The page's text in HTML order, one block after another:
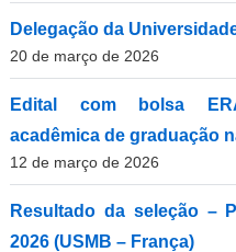
Delegação da
20 de março de 2026
Edital com bolsa
acadêmica de graduação
12 de março de 2026
Resultado da seleção –
2026 (USMB – França)